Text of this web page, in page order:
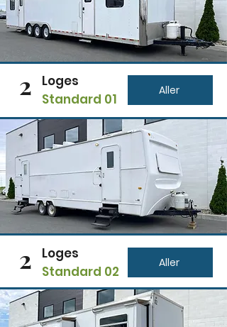
2
Loges
Standard 01
Aller
2
Loges
Standard 02
Aller